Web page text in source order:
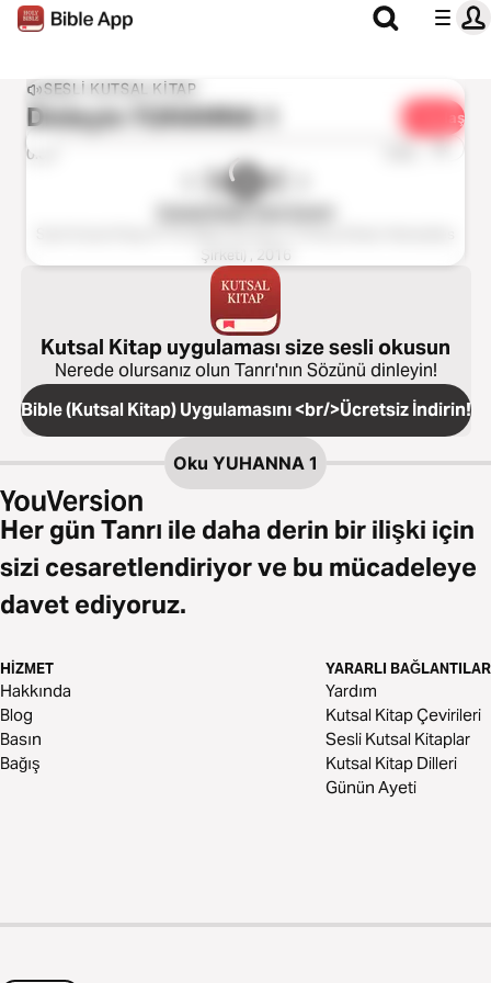
SESLI KUTSAL KITAP
Dinleyin YUHANNA 1 Paylaş
0:00 1x
Kutsal Kitap Yeni Ceviri
Şirketi) , 2016
Kutsal Kitap uygulaması size sesli okusun
Nerede olursanız olun Tanrı'nın Sözünü dinleyin!
Bible (Kutsal Kitap) Uygulamasını <br/>Ücretsiz İndirin!
Oku YUHANNA 1
Her gün Tanrı ile daha derin bir ilişki için
sizi cesaretlendiriyor ve bu mücadeleye
davet ediyoruz.
HIZMET
Hakkında
Blog
Basın
Bağış
YARARLI BAĞLANTILAR
Yardım
Kutsal Kitap Çevirileri
Sesli Kutsal Kitaplar
Kutsal Kitap Dilleri
Günün Ayeti